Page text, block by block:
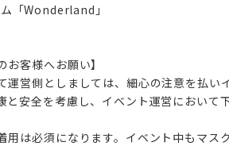
「Wonderland」
客様へお願い】
営側としましては、細心の注意を払い
と安全を考慮し、イベント運営において
は必須になります。イベント中もマス